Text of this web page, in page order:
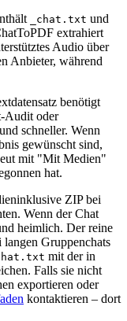
_chat.txt und
extrahiert
Audio über
Anbieter, während
benötigt
Audit oder
schneller. Wenn
gewünscht sind,
mit "Mit Medien"
hat.
ZIP bei
Wenn der Chat
heimlich. Der reine
Gruppenchats
mit der in
Falls sie nicht
exportieren oder
kontaktieren – dort